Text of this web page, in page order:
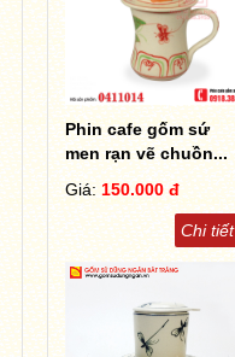
Phin cafe gốm sứ
men rạn vẽ chuồn...
Giá: 150.000 đ
Chi tiết